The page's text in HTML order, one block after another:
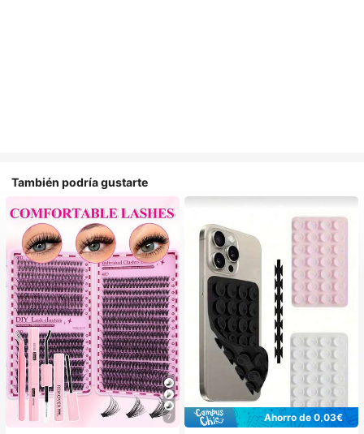
También podría gustarte
7
Ahorro de 0,03€